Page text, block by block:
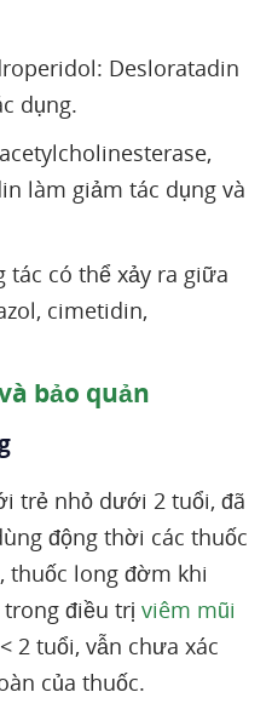
Desloratadin
dụng.
làm giảm tác dụng và
tác có thể xảy ra giữa
cimetidin,
bảo quản
trẻ nhỏ dưới 2 tuổi, đã
động thời các thuốc
thuốc long đờm khi
điều trị viêm mũi
2 tuổi, vẫn chưa xác
của thuốc.